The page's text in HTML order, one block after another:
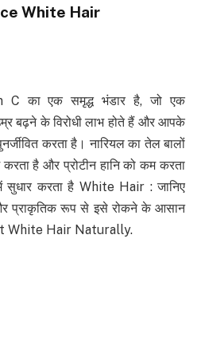
White Hair
C का एक समृद्ध भंडार है, जो एक
बढ़ने के विरोधी लाभ होते हैं और आपके
करता है। नारियल का तेल बालों
है और प्रोटीन हानि को कम करता
सुधार करता है White Hair : जानिए
प्राकृतिक रूप से इसे रोकने के आसान
White Hair Naturally.